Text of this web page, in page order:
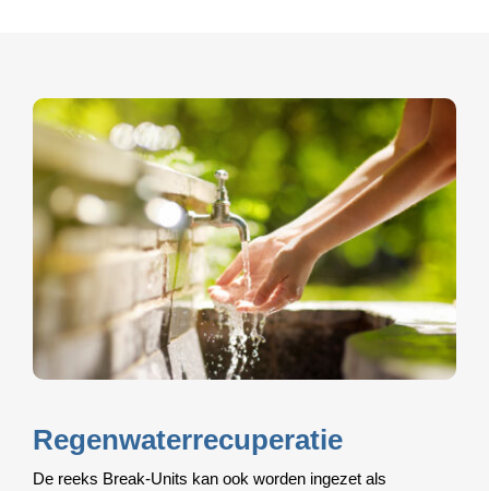
Regenwaterrecuperatie
De reeks Break-Units kan ook worden ingezet als